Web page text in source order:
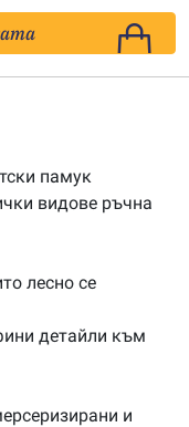
памук
видове ръчна
лесно се
детайли към
и